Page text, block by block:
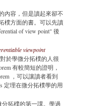
內容，但是讀起來卻不
樸方面的書。可以先讀
of view point" 後
viewpoint
於學微分拓樸的人很
有較簡短的證明，
，可以讓讀者看到
定理在微分拓樸學的用
拓樸的第一課。學過